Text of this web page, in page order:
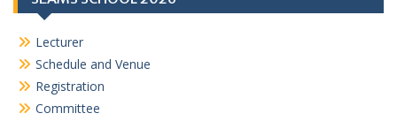
Lecturer
Schedule and Venue
Registration
Committee